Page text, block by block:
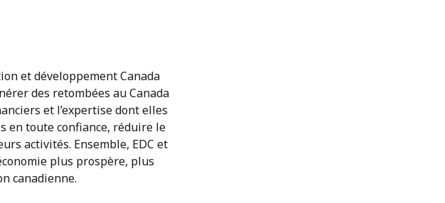
et développement Canada
des retombées au Canada
et l’expertise dont elles
en toute confiance, réduire le
activités. Ensemble, EDC et
plus prospère, plus
canadienne.